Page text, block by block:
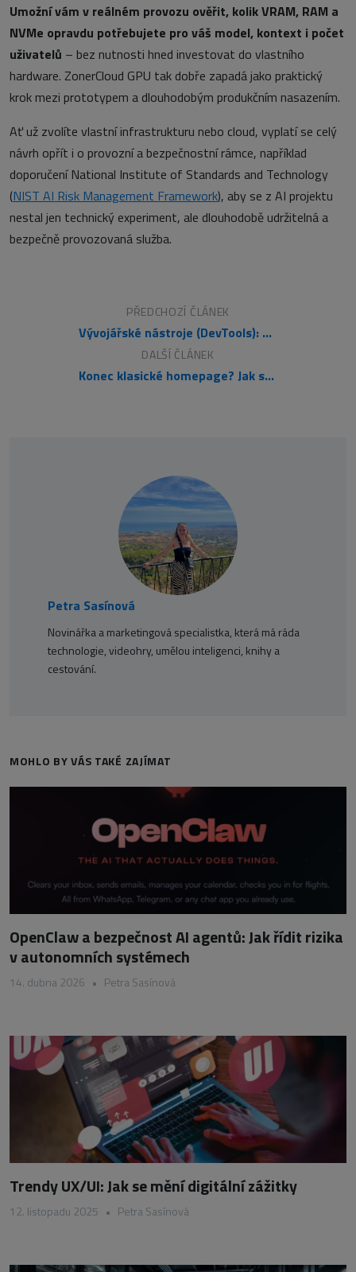
Umožní vám v reálném provozu ověřit, kolik VRAM, RAM a
NVMe opravdu potřebujete pro váš model, kontext i počet
uživatelů – bez nutnosti hned investovat do vlastního
hardware. ZonerCloud GPU tak dobře zapadá jako praktický
krok mezi prototypem a dlouhodobým produkčním nasazením.
Ať už zvolíte vlastní infrastrukturu nebo cloud, vyplatí se celý
návrh opřít i o provozní a bezpečnostní rámce, například
doporučení National Institute of Standards and Technology
(NIST AI Risk Management Framework), aby se z AI projektu
nestal jen technický experiment, ale dlouhodobě udržitelná a
bezpečně provozovaná služba.
PŘEDCHOZÍ ČLÁNEK
Vývojářské nástroje (DevTools): Praktický základ moderního webového vývoje
DALŠÍ ČLÁNEK
Konec klasické homepage? Jak se změnila její funkce
Petra Sasínová
Novinářka a marketingová specialistka, která má ráda
technologie, videohry, umělou inteligenci, knihy a
cestování.
MOHLO BY VÁS TAKÉ ZAJÍMAT
OpenClaw a bezpečnost AI agentů: Jak řídit rizika
v autonomních systémech
14. dubna 2026 • Petra Sasínová
Trendy UX/UI: Jak se mění digitální zážitky
12. listopadu 2025 • Petra Sasínová